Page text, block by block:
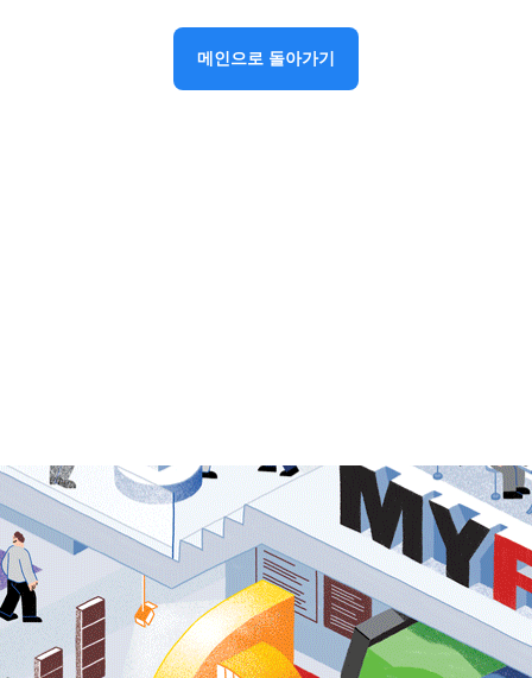
메인으로 돌아가기